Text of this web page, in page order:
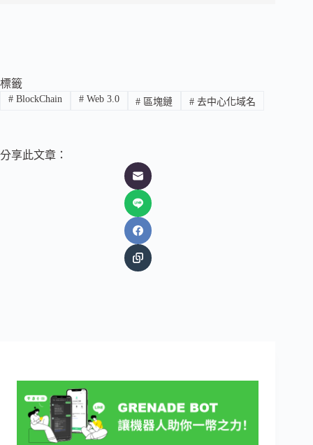
標籤
#BlockChain #Web 3.0 # 區塊鏈 # 去中心化域名
分享此文章：